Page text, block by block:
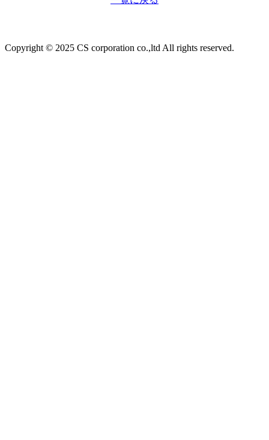
Copyright © 2025 CS corporation co.,ltd All rights reserved.